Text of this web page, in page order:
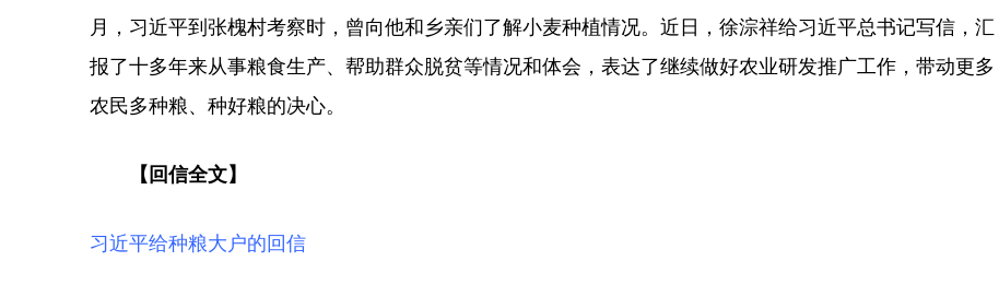
月，习近平到张槐村考察时，曾向他和乡亲们了解小麦种植情况。近日，徐淙祥给习近平总书记写信，汇
报了十多年来从事粮食生产、帮助群众脱贫等情况和体会，表达了继续做好农业研发推广工作，带动更多
农民多种粮、种好粮的决心。
【回信全文】
习近平给种粮大户的回信